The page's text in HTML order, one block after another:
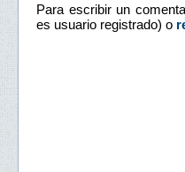
Para escribir un
es usuario registrado) o